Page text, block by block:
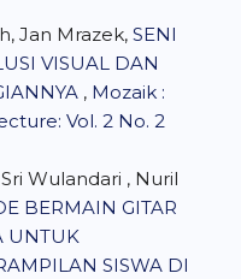
Jan Mrazek, SENI
VISUAL DAN
, Mozaik :
Vol. 2 No. 2
Wulandari , Nuril
BERMAIN GITAR
UNTUK
SISWA DI